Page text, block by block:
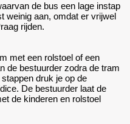
de bus een lage instap
weinig aan, omdat er vrijwel
rijden.
met een rolstoel of een
de bestuurder zodra de tram
druk je op de
De bestuurder laat de
de kinderen en rolstoel